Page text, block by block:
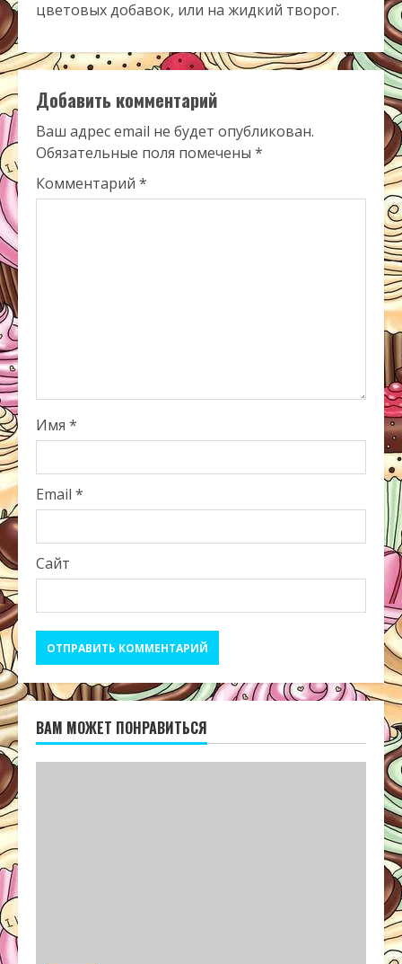
цветовых добавок, или на жидкий творог.
Добавить комментарий
Ваш адрес email не будет опубликован.
Обязательные поля помечены *
Комментарий *
Имя *
Email *
Сайт
ВАМ МОЖЕТ ПОНРАВИТЬСЯ